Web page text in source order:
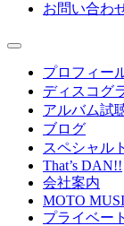
お問い合わ
プロフィー
ディスコグ
アルバム試
ブログ
スペシャル
That’s DAN!!
会社案内
MOTO
プライベー